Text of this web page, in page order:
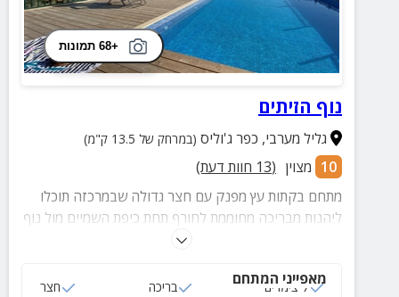
+68 תמונות
נוף הזיתים
גליל מערבי, כפר ג'וליס (במרחק של 13.5 ק"מ)
10 מצוין (
13 חוות דעת)
מתחם בקתות עץ מפנק עם חצר גדולה שבמרכזה תוכלו
ליהנות מבריכה מחוממת לחורף תחת כיפת השמיים מול נוף
מאפייני המתחם
7 צימרים בריכה חצר